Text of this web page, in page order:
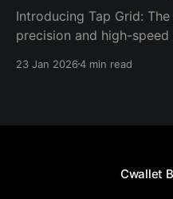
Introducing Tap Grid:
precision and high-speed
23 Jan 20264 min read
Cwallet